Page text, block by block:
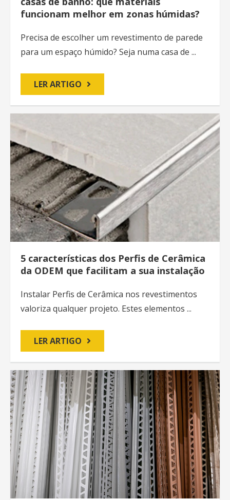
funcionam melhor em zonas húmidas?
Precisa de escolher um revestimento de parede
para um espaço húmido? Seja numa casa de ...
LER ARTIGO
5 características dos Perfis de Cerâmica
da ODEM que facilitam a sua instalação
Instalar Perfis de Cerâmica nos revestimentos
valoriza qualquer projeto. Estes elementos ...
LER ARTIGO